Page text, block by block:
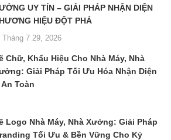
UY TÍN – GIẢI PHÁP NHẬN DIỆN
HIỆU ĐỘT PHÁ
Tháng 7 29, 2026
Chữ, Khẩu Hiệu Cho Nhà Máy, Nhà
Giải Pháp Tối Ưu Hóa Nhận Diện
An Toàn
Logo Nhà Máy, Nhà Xưởng: Giải Pháp
Tối Ưu & Bền Vững Cho Kỷ